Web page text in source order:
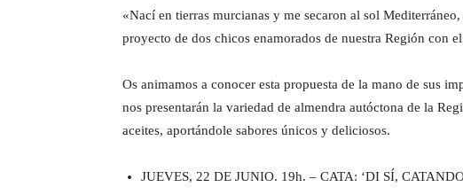
«Nací en tierras murcianas y me secaron al sol
proyecto de dos chicos enamorados de nuestra Región con
Os animamos a conocer esta propuesta de la mano de sus
nos presentarán la variedad de almendra autóctona de la
aceites, aportándole sabores únicos y deliciosos.
JUEVES, 22 DE JUNIO. 19h. – CATA: ‘DI SÍ,